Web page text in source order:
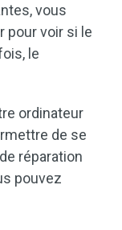
vous
pour voir si le
le
ordinateur
de se
réparation
pouvez